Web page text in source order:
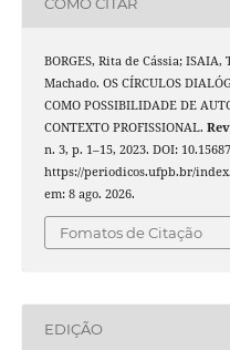
BORGES, Rita de Cássia;
Machado. OS CÍRCULOS
COMO POSSIBILIDADE DE
CONTEXTO PROFISSIONAL.
n. 3, p. 1–15, 2023. DOI:
https://periodicos.ufpb.br/
em: 8 ago. 2026.
Fomatos de Citação
EDIÇÃO